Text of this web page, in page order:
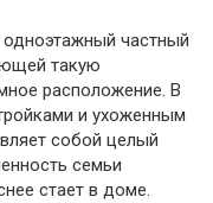
частный
такую
расположение. В
и ухоженным
собой целый
семьи
стает в доме.